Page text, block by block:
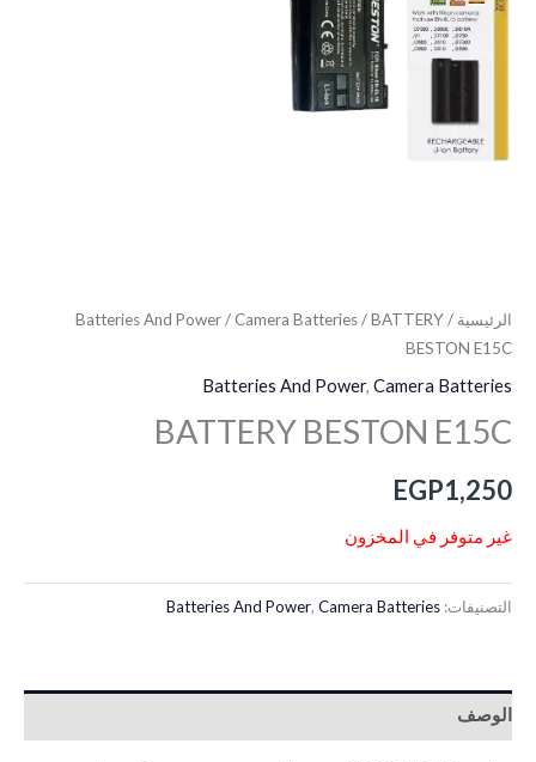
الرئيسية /
Batteries And Power/ Camera Batteries/ BATTERY
BESTON E15C
Batteries And Power, Camera Batteries
BATTERY BESTON E15C
EGP1,250
غير متوفر في المخزون
التصنيفات: Batteries And Power, Camera Batteries
الوصف